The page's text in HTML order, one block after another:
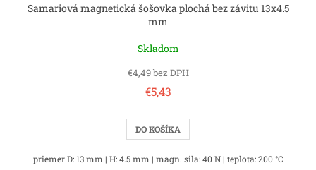
Samariová magnetická šošovka plochá bez závitu 13x4.5
mm
Skladom
€4,49 bez DPH
€5,43
DO KOŠÍKA
priemer D: 13 mm | H: 4.5 mm | magn. sila: 40 N | teplota: 200 °C